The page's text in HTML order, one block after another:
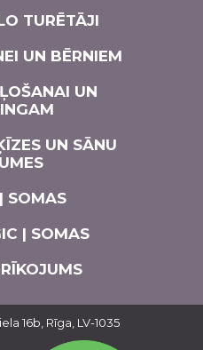
TURĒTĀJI
UN BĒRNIEM
UN
UN SĀNU
SOMAS
| SOMAS
16b, Rīga, LV-1035